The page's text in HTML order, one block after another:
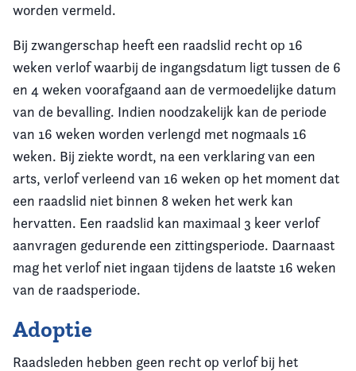
worden vermeld.
Bij zwangerschap heeft een raadslid recht op 16
weken verlof waarbij de ingangsdatum ligt tussen de 6
en 4 weken voorafgaand aan de vermoedelijke datum
van de bevalling. Indien noodzakelijk kan de periode
van 16 weken worden verlengd met nogmaals 16
weken. Bij ziekte wordt, na een verklaring van een
arts, verlof verleend van 16 weken op het moment dat
een raadslid niet binnen 8 weken het werk kan
hervatten. Een raadslid kan maximaal 3 keer verlof
aanvragen gedurende een zittingsperiode. Daarnaast
mag het verlof niet ingaan tijdens de laatste 16 weken
van de raadsperiode.
Adoptie
Raadsleden hebben geen recht op verlof bij het